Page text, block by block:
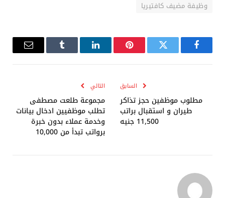
وظيفة مضيف كافتيريا
فيسبوك تويتر بينتيريستلينكدإن Tumblr
البريد
السابق
مطلوب موظفين حجز تذاكر
طيران و استقبال براتب
11,500 جنيه
التالي
مجموعة طلعت مصطفى
تطلب موظفيين ادخال بيانات
وخدمة عملاء بدون خبرة
برواتب تبدأ من 10,000